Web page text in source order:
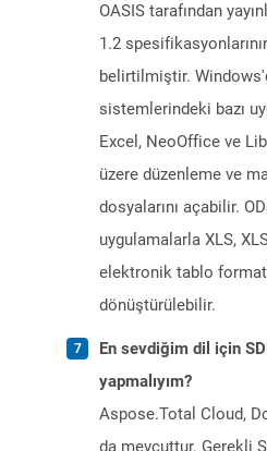
OASIS tarafından
1.2
belirtilmiştir.
sistemlerindeki bazı
Excel, NeoOffice ve
üzere düzenleme ve
dosyalarını açabilir.
uygulamalarla XLS,
elektronik tablo
dönüştürülebilir.
En sevdiğim dil için
yapmalıyım?
Aspose.Total Cloud,
da mevcuttur. Gerekli